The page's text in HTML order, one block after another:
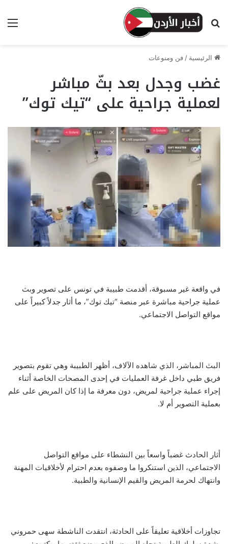
بحث عن
الرئيسية / فن ومنوعات
غضب وجدل بعد بثّ مباشر
لعملية جراحية على “تيك توك”
في واقعة غير مسبوقة، أقدمت طبيبة في تونس على تصوير وبث
عملية جراحية مباشرة عبر منصة “تيك توك”، ما أثار جدلاً كبيراً على
مواقع التواصل الاجتماعي.
البث المباشر، الذي شاهده الآلاف، أظهر الطبيبة وهي تقوم بتصوير
فريق طبي داخل غرفة العمليات في إحدى المصحات الخاصة أثناء
إجراء عملية جراحية لمريض، دون معرفة ما إذا كان المريض على علم
بعملية التصوير أم لا.
أثار الحادث غضباً واسعاً بين النشطاء على مواقع التواصل
الاجتماعي، الذين استنكروا ما وصفوه بعدم احترام لأخلاقيات المهنة
وانتهاك لحرمة المريض والقيم الإنسانية والطبية.
تجاوزات أخلاقية تعليقاً على الحادثة، انتقدت الناشطة سهى حمروني